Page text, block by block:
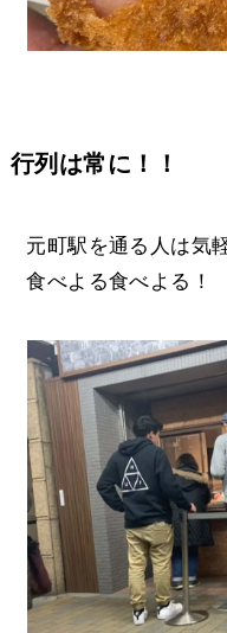
行列は常に！！
元町駅を通る人は気
食べよる食べよる！